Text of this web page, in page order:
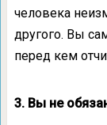
человека
другого. Вы
перед кем
3. Вы не